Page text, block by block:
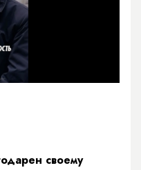
своему